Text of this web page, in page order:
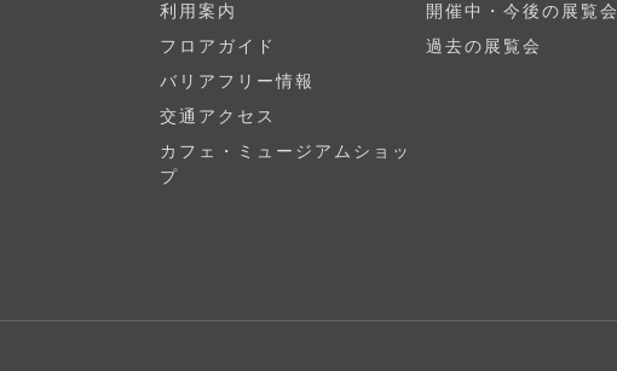
利用案内
フロアガイド
バリアフリー情報
交通アクセス
カフェ・ミュージアムショッ
プ
開催中・今後の展覧会
過去の展覧会